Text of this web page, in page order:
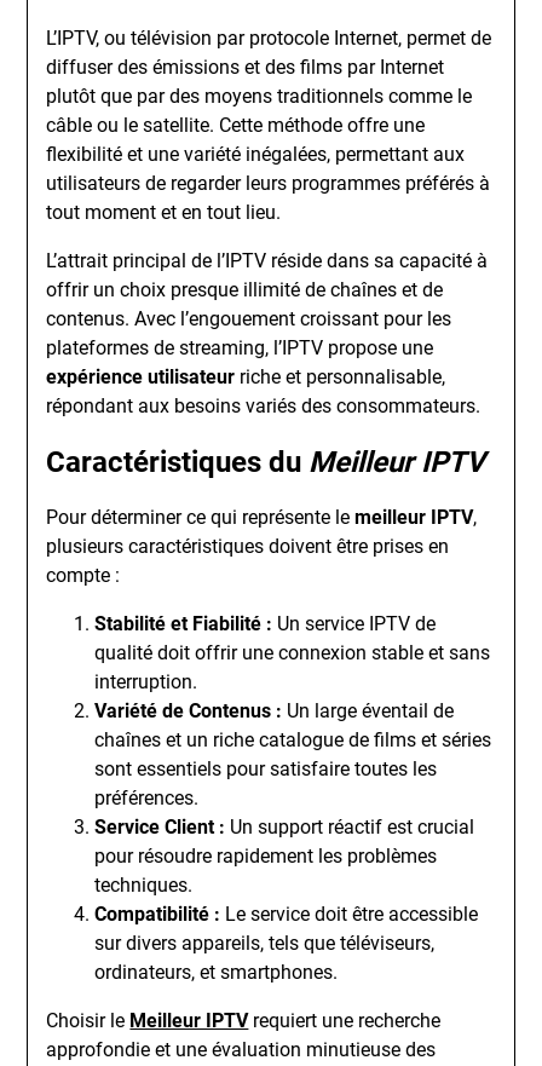
L’IPTV, ou télévision par protocole Internet, permet de
diffuser des émissions et des films par Internet
plutôt que par des moyens traditionnels comme le
câble ou le satellite. Cette méthode offre une
flexibilité et une variété inégalées, permettant aux
utilisateurs de regarder leurs programmes préférés à
tout moment et en tout lieu.
L’attrait principal de l’IPTV réside dans sa capacité à
offrir un choix presque illimité de chaînes et de
contenus. Avec l’engouement croissant pour les
plateformes de streaming, l’IPTV propose une
expérience utilisateur riche et personnalisable,
répondant aux besoins variés des consommateurs.
Caractéristiques du Meilleur IPTV
Pour déterminer ce qui représente lemeilleur IPTV,
plusieurs caractéristiques doivent être prises en
compte :
Stabilité et Fiabilité : Un service IPTV de
qualité doit offrir une connexion stable et sans
interruption.
Variété de Contenus : Un large éventail de
chaînes et un riche catalogue de films et séries
sont essentiels pour satisfaire toutes les
préférences.
Service Client : Un support réactif est crucial
pour résoudre rapidement les problèmes
techniques.
Compatibilité : Le service doit être accessible
sur divers appareils, tels que téléviseurs,
ordinateurs, et smartphones.
Choisir le Meilleur IPTVrequiert une recherche
approfondie et une évaluation minutieuse des